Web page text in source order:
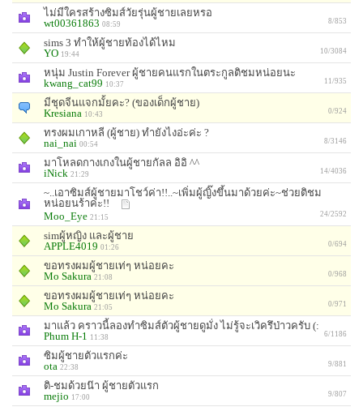
ไม่มีใครสร้างซิมส์วัยรุ่นผู้ชายเลยหรอ
wt00361863 08:59 8/853
sims 3 ทำให้ผู้ชายท้องได้ไหม
YO 19:44 10/3084
หนุ่ม Justin Forever ผู้ชายคนแรกในตระกูลติชมหน่อยนะ
kwang_cat99 10:37 11/935
มีชุดจีนแจกมั้ยคะ? (ของเด็กผู้ชาย)
Kresiana 10:43 0/924
ทรงผมเกาหลี (ผู้ชาย) ทำยังไงอ่ะค่ะ ?
nai_nai 00:54 8/3146
มาโหลดกางเกงในผู้ชายกัลล อิอิ ^^
iNick 21:29 14/4036
~..เอาซิมส์ผู้ชายมาโชว์ค่า!!..~เพิ่มผู้ญิ๊งขึ้นมาด้วยค่ะ~ช่วยติชม
หน่อยนร้าค่ะ!!
Moo_Eye 21:15 24/2592
simผู้หญิง และผู้ชาย
APPLE4019 01:26 0/694
ขอทรงผมผู้ชายเท่ๆ หน่อยคะ
Mo Sakura 21:08 0/968
ขอทรงผมผู้ชายเท่ๆ หน่อยคะ
Mo Sakura 21:05 0/971
มาแล้ว คราวนี้ลองทำซิมส์ตัวผู้ชายดูมั่ง ไม่รู้จะเวิครึป่าวครับ (:
Phum H-1
11:38 6/1186
ซิมผู้ชายตัวแรกค่ะ
ota 22:38 9/881
ติ-ชมด้วยน๊า ผู้ชายตัวแรก
mejio 17:00 9/807